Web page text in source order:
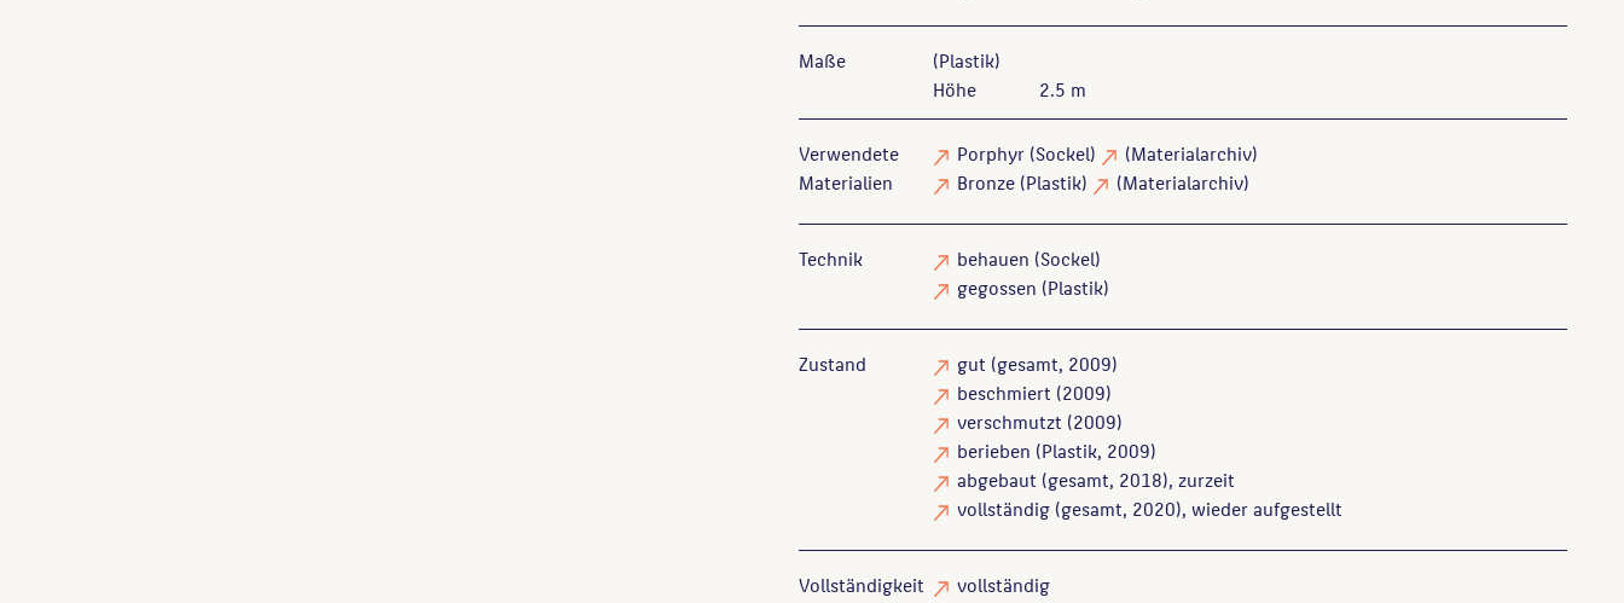
Maße
(Plastik)
Höhe
2.5 m
Verwendete
Materialien
Porphyr (Sockel)
(Materialarchiv)
Bronze (Plastik) (Materialarchiv)
Technik behauen (Sockel)
gegossen (Plastik)
Zustand gut (gesamt, 2009)
beschmiert (2009)
verschmutzt (2009)
berieben (Plastik, 2009)
abgebaut (gesamt, 2018), zurzeit
vollständig (gesamt, 2020), wieder aufgestellt
Vollständigkeit vollständig